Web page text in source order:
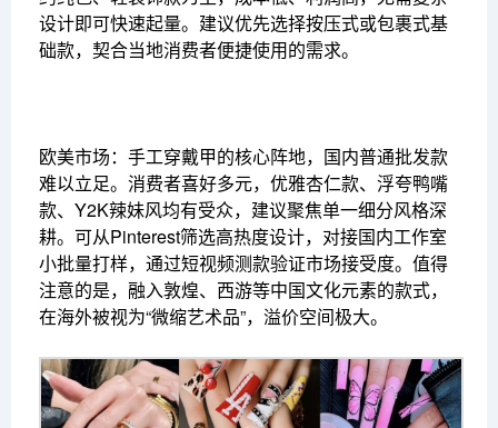
设计即可快速起量。建议优先选择按压式或包裹式基
础款，契合当地消费者便捷使用的需求。
欧美市场：手工穿戴甲的核心阵地，国内普通批发款
难以立足。消费者喜好多元，优雅杏仁款、浮夸鸭嘴
款、Y2K辣妹风均有受众，建议聚焦单一细分风格深
耕。可从Pinterest筛选高热度设计，对接国内工作室
小批量打样，通过短视频测款验证市场接受度。值得
注意的是，融入敦煌、西游等中国文化元素的款式，
在海外被视为“微缩艺术品”，溢价空间极大。